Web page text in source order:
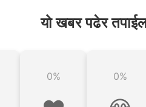
यो खबर पढेर
0% 0%